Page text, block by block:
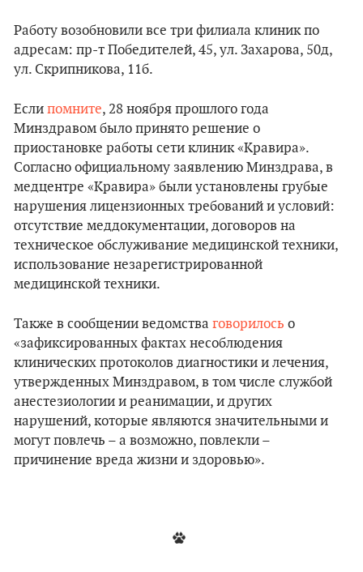
Работу возобновили все три филиала клиник по
адресам: пр-т Победителей, 45, ул. Захарова, 50д,
ул. Скрипникова, 11б.
Если помните, 28 ноября прошлого года
Минздравом было принято решение о
приостановке работы сети клиник «Кравира».
Согласно официальному заявлению Минздрава, в
медцентре «Кравира» были установлены грубые
нарушения лицензионных требований и условий:
отсутствие меддокументации, договоров на
техническое обслуживание медицинской техники,
использование незарегистрированной
медицинской техники.
Также в сообщении ведомства говорилось о
«зафиксированных фактах несоблюдения
клинических протоколов диагностики и лечения,
утвержденных Минздравом, в том числе службой
анестезиологии и реанимации, и других
нарушений, которые являются значительными и
могут повлечь – а возможно, повлекли –
причинение вреда жизни и здоровью».